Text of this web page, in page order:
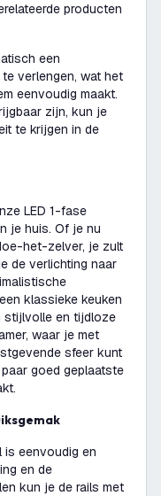
producten
een
verlengen, wat het
eenvoudig maakt.
zijn, kun je
te krijgen in de
LED 1-fase
je huis. Of je nu
het-zelver, je zult
de verlichting naar
klassieke keuken
stijlvolle en tijdloze
waar je met
sfeer kunt
goed geplaatste
is eenvoudig en
en de
kun je de rails met